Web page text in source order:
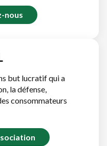
nous
but lucratif qui a
la défense,
consommateurs